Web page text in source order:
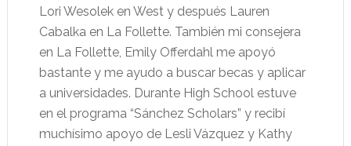
Lori Wesolek en West y después Lauren
Cabalka en La Follette. También mi consejera
en La Follette, Emily Offerdahl me apoyó
bastante y me ayudo a buscar becas y aplicar
a universidades. Durante High School estuve
en el programa “Sánchez Scholars” y recibí
muchísimo apoyo de Lesli Vázquez y Kathy